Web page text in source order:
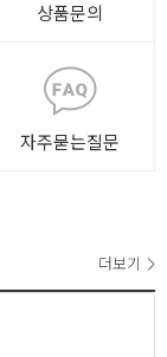
상품문의
자주묻는질문
더보기